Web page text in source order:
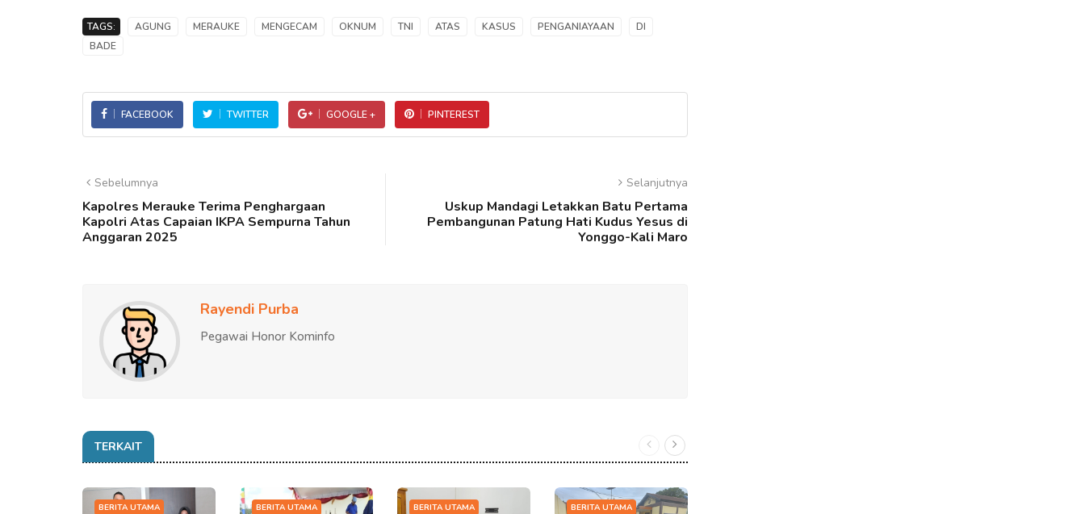
TAGS: AGUNG MERAUKE MENGECAM OKNUM TNI ATAS KASUS PENGANIAYAAN
DI
BADE
FACEBOOK TWITTER GOOGLE + PINTEREST
Sebelumnya
Kapolres Merauke Terima Penghargaan
Kapolri Atas Capaian IKPA Sempurna Tahun
Anggaran 2025
Selanjutnya
Uskup Mandagi Letakkan Batu Pertama
Pembangunan Patung Hati Kudus Yesus di
Yonggo-Kali Maro
Rayendi Purba
Pegawai Honor Kominfo
TERKAIT
BERITA UTAMA BERITA UTAMA BERITA UTAMA BERITA UTAMA